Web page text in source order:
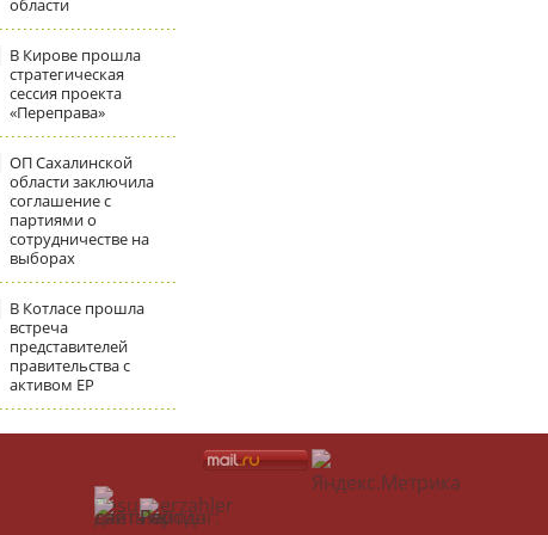
области
В Кирове прошла
стратегическая
сессия проекта
«Переправа»
ОП Сахалинской
области заключила
соглашение с
партиями о
сотрудничестве на
выборах
В Котласе прошла
встреча
представителей
правительства с
активом ЕР